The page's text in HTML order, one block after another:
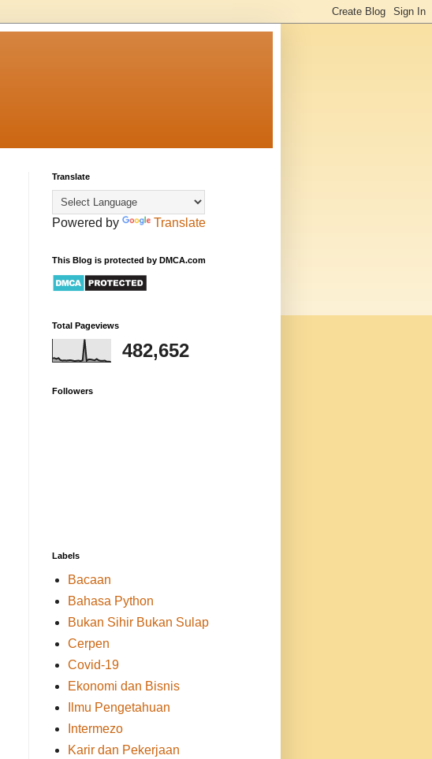
Translate
Powered by Translate
This Blog is protected by DMCA.com
Total Pageviews
482,652
Followers
Labels
Bacaan
Bahasa Python
Bukan Sihir Bukan Sulap
Cerpen
Covid-19
Ekonomi dan Bisnis
Ilmu Pengetahuan
Intermezo
Karir dan Pekerjaan